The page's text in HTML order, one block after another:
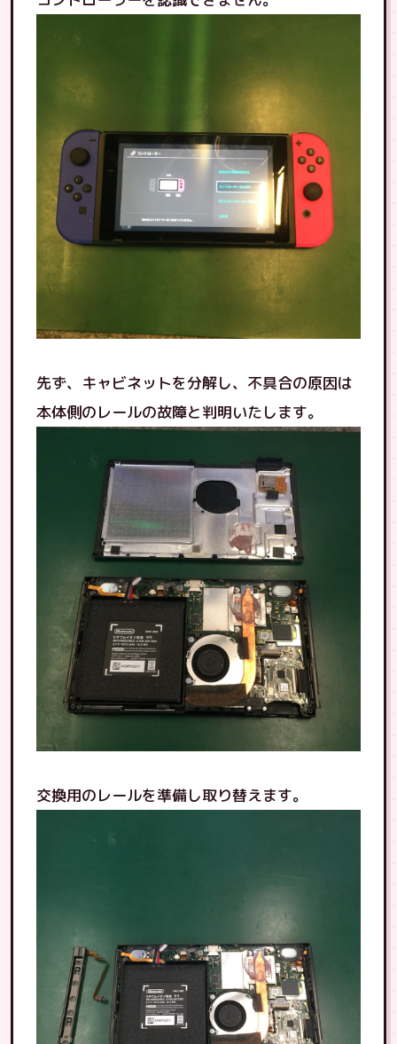
先ず、キャビネットを分解し、不具合の原因は
本体側のレールの故障と判明いたします。
交換用のレールを準備し取り替えます。